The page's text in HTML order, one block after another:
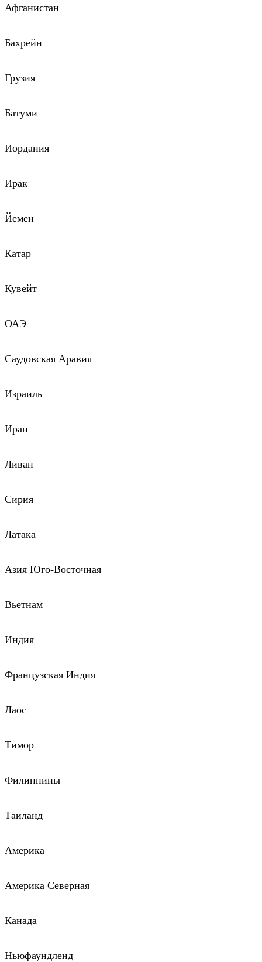
Афганистан
Бахрейн
Грузия
Батуми
Иордания
Ирак
Йемен
Катар
Кувейт
ОАЭ
Саудовская Аравия
Израиль
Иран
Ливан
Сирия
Латака
Азия Юго-Восточная
Вьетнам
Индия
Французская Индия
Лаос
Тимор
Филиппины
Таиланд
Америка
Америка Северная
Канада
Ньюфаундленд